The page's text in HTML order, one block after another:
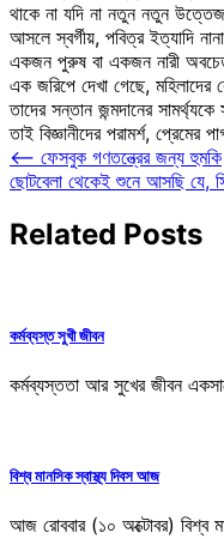
থাকে না যদি না নতুন নতুন
আসলে স্বর্গীয়, পবিত্র ইত্যাদি
একজন পুরুষ বা একজন নারী
এক জরিপে দেখা গেছে,
তাদের সন্তান জন্মদানের
তাই বিজ্ঞানীদের পরামর্শ,
Post
navigation
⟵ ফেসবুক গণতন্ত্রের জন্য হুমকি
ছোটবেলা থেকেই শুনে আসছি যে,
Related Posts
কর্মব্যস্ত সুখী জীবন
কর্মব্যস্ততা আর সুখের জীবন
বিশ্ব মানসিক স্বাস্থ্য দিবস আজ
আজ রোববার (১০ অক্টোবর) বিশ্ব